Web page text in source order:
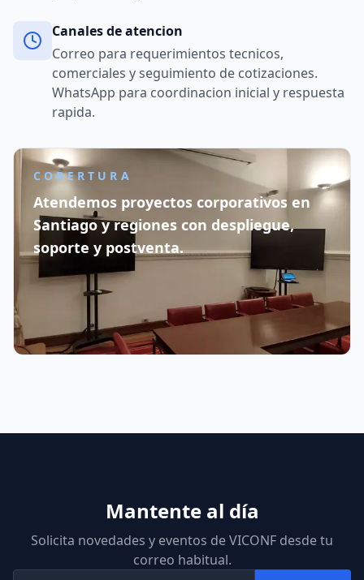
Canales de atencion
Correo para requerimientos tecnicos,
comerciales y seguimiento de cotizaciones.
WhatsApp para coordinacion inicial y respuesta
rapida.
COBERTURA
Atendemos proyectos corporativos en
Santiago y regiones con despliegue,
soporte y postventa.
Mantente al día
Solicita novedades y eventos de VICONF desde tu
correo habitual.